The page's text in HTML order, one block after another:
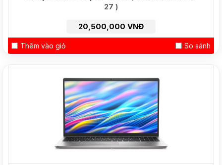
27 )
20,500,000 VNĐ
Thêm vào giỏ So sánh